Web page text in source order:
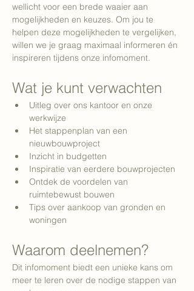
wellicht voor een brede waaier aan
mogelijkheden en keuzes. Om jou te
helpen deze mogelijkheden te vergelijken,
willen we je graag maximaal informeren én
inspireren tijdens onze infomoment.
Wat je kunt verwachten
Uitleg over ons kantoor en onze
werkwijze
Het stappenplan van een
nieuwbouwproject
Inzicht in budgetten
Inspiratie van eerdere bouwprojecten
Ontdek de voordelen van
ruimtebewust bouwen
Tips over aankoop van gronden en
woningen
Waarom deelnemen?
Dit infomoment biedt een unieke kans om
meer te leren over de nodige stappen van